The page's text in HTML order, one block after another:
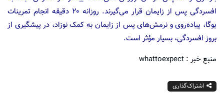
افسردگی پس از زایمان قرار می‌گیرند. روزانه ۲۰ دقیقه انجام تمرینات
یوگا، پیاده‌روی و نرمش‌های پس از زایمان به کمک نوزاد، در پیشگیری از
بروز افسردگی، بسیار مؤثر است.
منبع خبر : whattoexpect
اشتراک‌گذاری